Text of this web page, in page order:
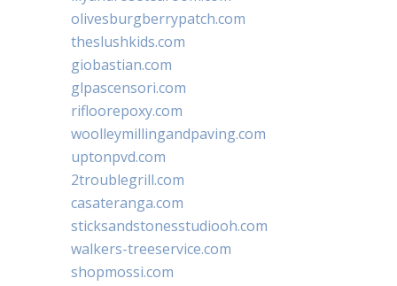
olivesburgberrypatch.com
theslushkids.com
giobastian.com
glpascensori.com
rifloorepoxy.com
woolleymillingandpaving.com
uptonpvd.com
2troublegrill.com
casateranga.com
sticksandstonesstudiooh.com
walkers-treeservice.com
shopmossi.com